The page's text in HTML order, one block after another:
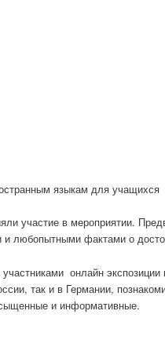
языкам для учащихся
участие в мероприятии.
любопытными фактами о
участниками онлайн
так и в Германии,
и информативные.